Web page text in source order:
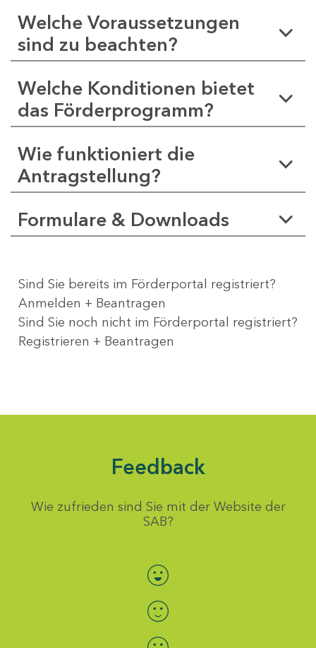
Welche Voraussetzungen
sind zu beachten?
Welche Konditionen bietet
das Förderprogramm?
Wie funktioniert die
Antragstellung?
Formulare & Downloads
Sind Sie bereits im Förderportal registriert?
Anmelden + Beantragen
Sind Sie noch nicht im Förderportal registriert?
Registrieren + Beantragen
Feedback
Wie zufrieden sind Sie mit der Website der
SAB?
Bewertung auswählen